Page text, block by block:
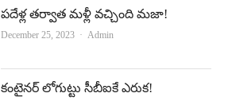
ప‌దేళ్ల త‌ర్వాత మ‌ళ్లీ వ‌చ్చింది మ‌జా!
December 25, 2023 Author
Admin
కంటైనర్‌ లోగుట్టు సీబీఐకే ఎరుక!